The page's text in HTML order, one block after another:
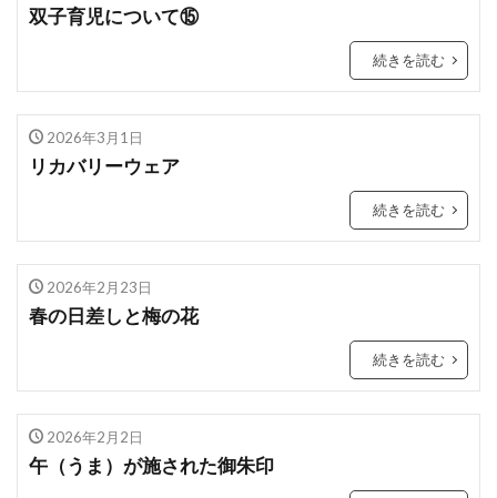
双子育児について⑮
続きを読む
2026年3月1日
リカバリーウェア
続きを読む
2026年2月23日
春の日差しと梅の花
続きを読む
2026年2月2日
午（うま）が施された御朱印